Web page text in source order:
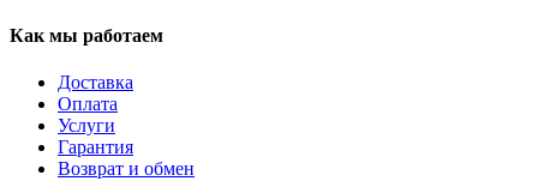
Как мы работаем
Доставка
Оплата
Услуги
Гарантия
Возврат и обмен